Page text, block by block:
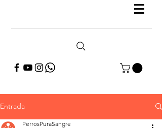
Entrada
PerrosPuraSangre